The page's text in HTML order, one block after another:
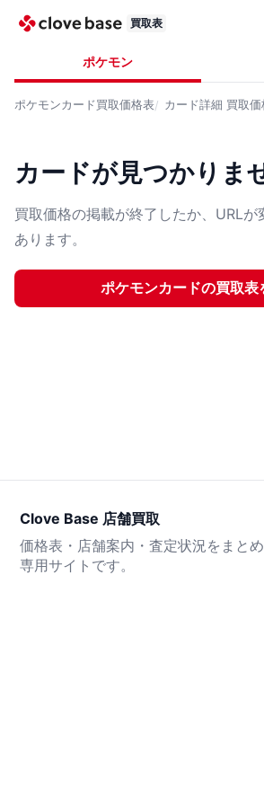
買取表
ポケモン
ポケモンカード買取価格表 カード詳細 買取価
カードが見つかりま
買取価格の掲載が終了したか、URL
あります。
ポケモンカードの買取表
Clove Base 店舗買取
価格表・店舗案内・査定状況をまと
専用サイトです。